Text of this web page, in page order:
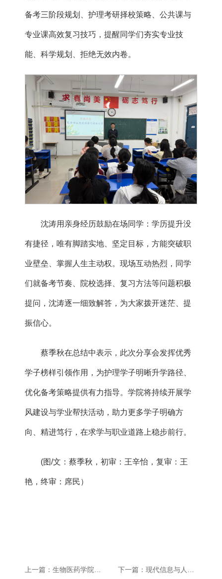
备考三阶段规划、护理考研择校策略、公共课与
专业课高效复习技巧，提醒同学们夯实专业技
能、科学规划、拒绝无效内卷。
沈涛用亲身经历鼓励在场同学：学历提升没
有捷径，唯有脚踏实地、坚定目标，方能突破职
业壁垒、掌握人生主动权。现场互动热烈，同学
们就备考节奏、院校选择、复习方法等问题积极
提问，沈涛逐一细致解答，为大家拨开迷茫、提
振信心。
蔡季秋在总结中表示，此次分享会发挥优秀
学子榜样引领作用，为护理学子明晰升学路径、
优化备考策略提供有力指导。学院将持续开展学
风建设与学业帮扶活动，助力更多学子明确方
向、精进笃行，在求学与职业道路上稳步前行。
(图/文：蔡季秋，初审：王辛怡，复审：王
艳，终审：席民）